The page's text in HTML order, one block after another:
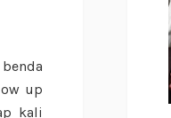
up
kali